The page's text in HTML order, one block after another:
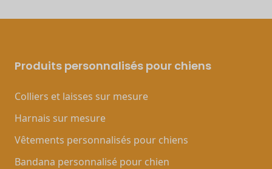
Produits personnalisés pour chiens
Colliers et laisses sur mesure
Harnais sur mesure
Vêtements personnalisés pour chiens
Bandana personnalisé pour chien